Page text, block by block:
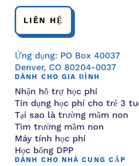
LIÊN HỆ
Ứng dụng: PO Box 40037
Denver, CO 80204-0037
DÀNH CHO GIA ĐÌNH
Nhận hỗ trợ học phí
Tín dụng học phí cho trẻ 3
Tại sao là trường mầm non
Tìm trường mầm non
Máy tính học phí
Học bổng DPP
DÀNH CHO NHÀ CUNG CẤP